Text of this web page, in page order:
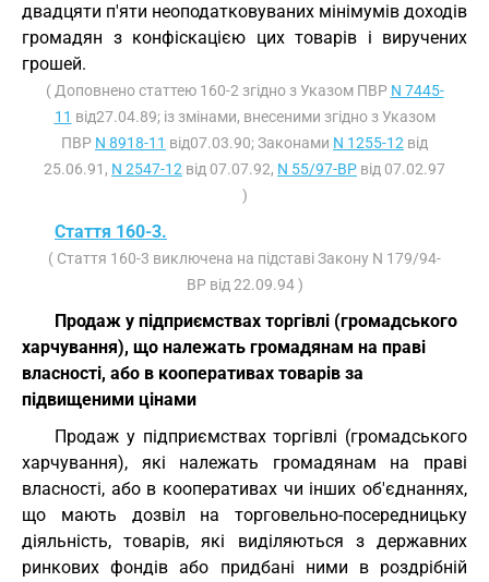
двадцяти п'яти неоподатковуваних мінімумів доходів
громадян з конфіскацією цих товарів і виручених
грошей.
( Доповнено статтею 160-2 згідно з Указом ПВР N 7445-
11 від27.04.89; із змінами, внесеними згідно з Указом
ПВР N 8918-11 від07.03.90; Законами N 1255-12 від
25.06.91, N 2547-12 від 07.07.92, N 55/97-ВР від 07.02.97
)
Стаття 160-3.
( Стаття 160-3 виключена на підставі Закону N 179/94-
ВР від 22.09.94 )
Продаж у підприємствах торгівлі (громадського
харчування), що належать громадянам на праві
власності, або в кооперативах товарів за
підвищеними цінами
Продаж у підприємствах торгівлі (громадського
харчування), які належать громадянам на праві
власності, або в кооперативах чи інших об'єднаннях,
що мають дозвіл на торговельно-посередницьку
діяльність, товарів, які виділяються з державних
ринкових фондів або придбані ними в роздрібній